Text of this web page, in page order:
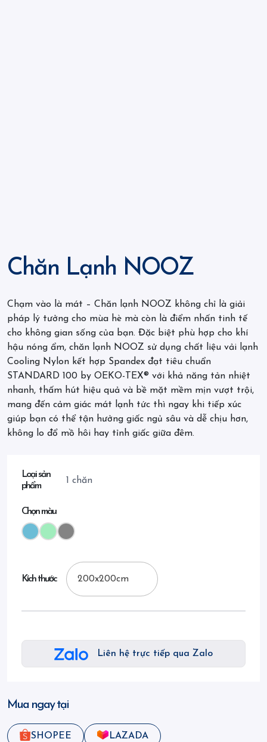
Chăn Lạnh NOOZ
Chạm vào là mát – Chăn lạnh NOOZ không chỉ là giải
pháp lý tưởng cho mùa hè mà còn là điểm nhấn tinh tế
cho không gian sống của bạn. Đặc biệt phù hợp cho khí
hậu nóng ẩm, chăn lạnh NOOZ sử dụng chất liệu vải lạnh
Cooling Nylon kết hợp Spandex đạt tiêu chuẩn
STANDARD 100 by OEKO-TEX® với khả năng tản nhiệt
nhanh, thấm hút hiệu quả và bề mặt mềm mịn vượt trội,
mang đến cảm giác mát lạnh tức thì ngay khi tiếp xúc
giúp bạn có thể tận hưởng giấc ngủ sâu và dễ chịu hơn,
không lo đổ mồ hôi hay tỉnh giấc giữa đêm.
Loại sản
phẩm
1 chăn
Chọn màu
Kích thước
Liên hệ trực tiếp qua Zalo
Mua ngay tại
SHOPEE LAZADA